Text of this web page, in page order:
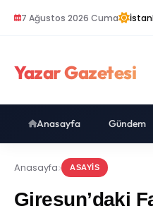
7 Ağustos 2026 Cuma
Yazar Gazetesi
Anasayfa Gündem
Anasayfa ASAYIS
Giresun’daki